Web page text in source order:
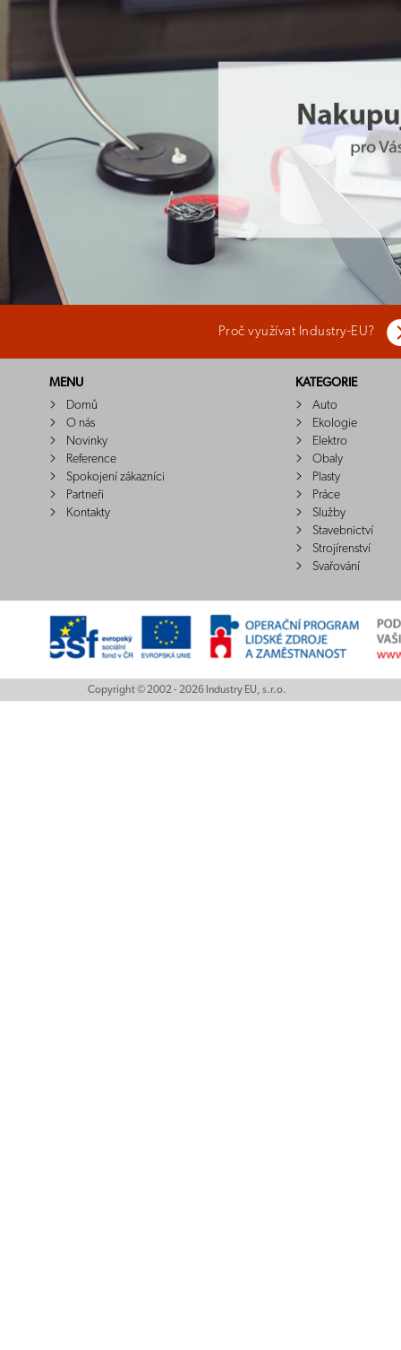
Proč využívat Industry-EU?
MENU
Domů
O nás
Novinky
Reference
Spokojení zákazníci
Partneři
Kontakty
KATEGORIE
Auto
Ekologie
Elektro
Obaly
Plasty
Práce
Služby
Stavebnictví
Strojírenství
Svařování
Copyright © 2002 - 2026 Industry EU, s.r.o.